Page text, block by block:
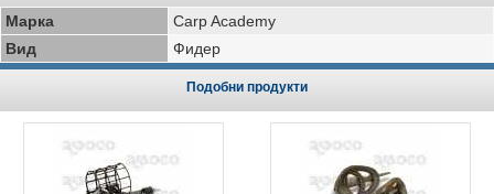
Марка
Carp Academy
Вид
Фидер
Подобни продукти